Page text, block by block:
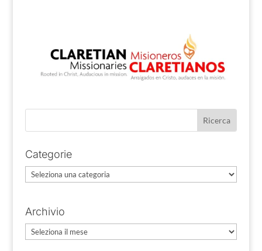
Categorie
Categorie
Archivio
Archivio